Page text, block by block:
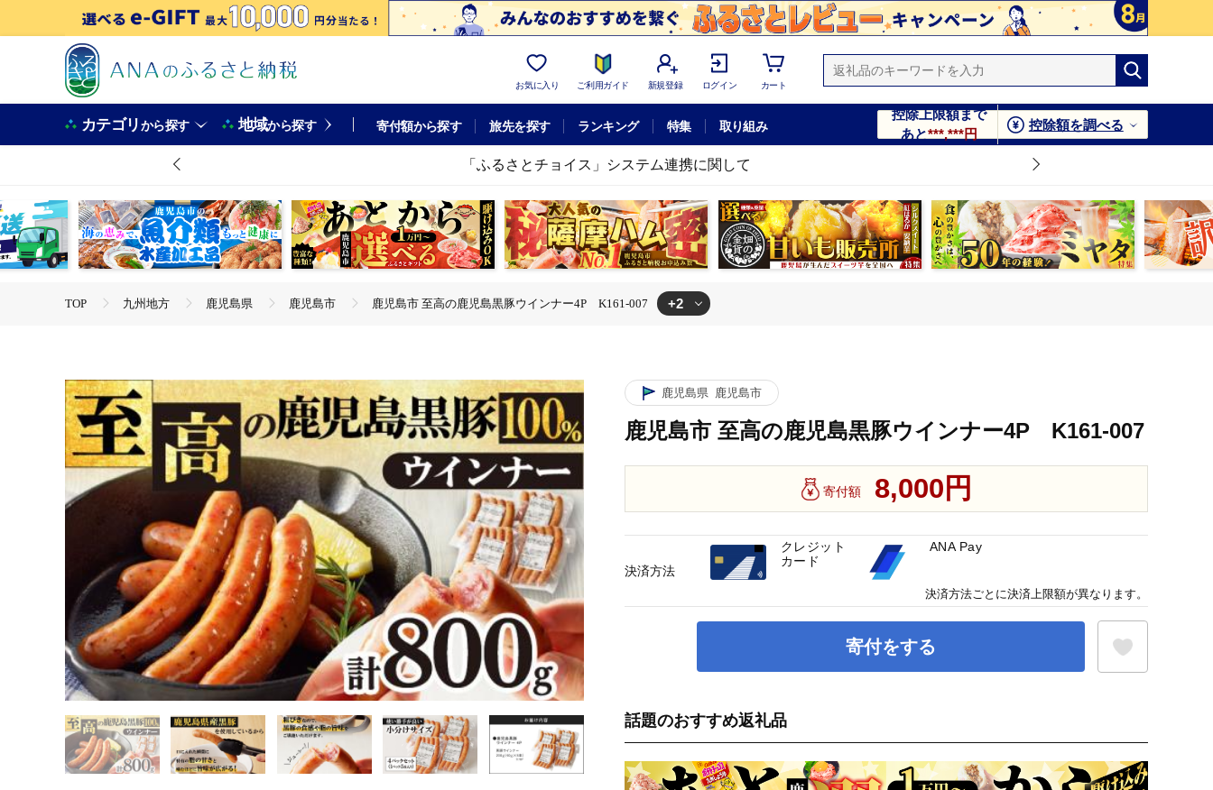
お気に入り ご利用ガイド 新規登録 ログイン カート
カテゴリから探す 地域から探す 寄付額から探す 旅先を探す ランキング 特集 取り組み
控除上限額まで
あと***,***円
控除額を調べる
「ふるさとチョイス」システム連携に関して
TOP 九州地方 鹿児島県 鹿児島市 鹿児島市 至高の鹿児島黒豚ウインナー4P K161-007 +2
鹿児島県 鹿児島市
鹿児島市 至高の鹿児島黒豚ウインナー4P K161-007
寄付額 8,000円
寄付をする
話題のおすすめ返礼品
決済方法
クレジット
カード
ANA Pay
決済方法ごとに決済上限額が異なります。